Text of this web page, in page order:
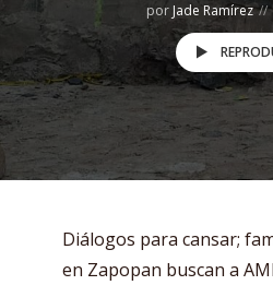
porJade Ramírez
Diálogos para cansar;
en Zapopan buscan a